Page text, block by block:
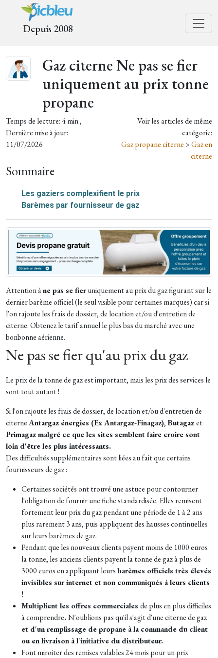
Depuis 2008
Gaz citerne Ne pas se fier
uniquement au prix tonne
propane
Temps de lecture: 4 min ,
Dernière mise à jour:
11/07/2026
Voir les articles de même
catégorie:
Gaz propane citerne >Gaz en
citerne
Sommaire
Les gaziers complexifient le prix
Barèmes par fournisseur de gaz
Attention àne pas se fieruniquement au prix du gaz figurant sur le
dernier barème officiel (le seul visible pour certaines marques) car si
l'on rajoute les frais de dossier, de location et/ou d'entretien de
citerne. Obtenez le tarif annuel le plus bas du marché avec une
bonbonne aérienne.
Ne pas se fier qu'au prix du gaz
Le prix de la tonne de gaz est important, mais les prix des services le
sont tout autant !
Si l'on rajoute les frais de dossier, de location et/ou d'entretien de
citerneAntargaz énergies (Ex Antargaz-Finagaz),Butagazet
Primagaz malgré ce que les sites semblent faire croire sont
loin d'être les plus intéressants.
Des difficultés supplémentaires sont liées au fait que certains
fournisseurs de gaz :
Certaines sociétés ont trouvé une astuce pour contourner
l'obligation de fournir une fiche standardisée. Elles remisent
fortement leur prix du gaz pendant une période de 1 à 2 ans
plus rarement 3 ans, puis appliquent des hausses continuelles
sur leurs barèmes de gaz.
Pendant que les nouveaux clients payent moins de 1000 euros
la tonne, les anciens clients payent la tonne de gaz à plus de
3000 euros en appliquant leursbarèmes officiels très élevés
invisibles sur internet et non communiqués à leurs clients
!
Multiplient les offres commerciales de plus en plus difficiles
à comprendre.N'oublions pas qu'il s'agit d'une citerne de gaz
et d'un remplissage de propane à la commande du client
ou en livraison à l'initiative du distributeur.
Font miroiter des remises valables 24 mois pour un prix